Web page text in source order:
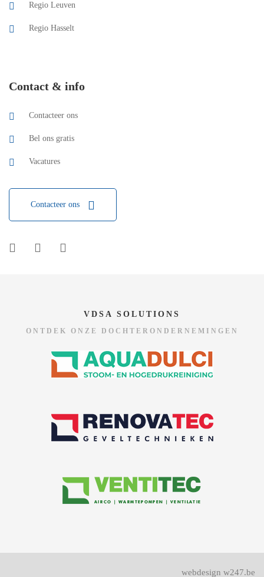
Regio Leuven
Regio Hasselt
Contact & info
Contacteer ons
Bel ons gratis
Vacatures
Contacteer ons
VDSA SOLUTIONS
ONTDEK ONZE DOCHTERONDERNEMINGEN
webdesign w247.be